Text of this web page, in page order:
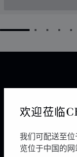
欢迎莅临
我们可配送至
览位于中国的网
GO TO SLIDE 1
GO TO
GO TO
GO
6个面，12条边
都市优雅与现代